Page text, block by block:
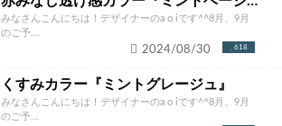
みなさんこんにちは！デザイナーのa o iです^^8月、9月
のご予...
618
2024/08/30
くすみカラー『ミントグレージュ』
みなさんこんにちは！デザイナーのa o iです^^8月、9月
のご予...